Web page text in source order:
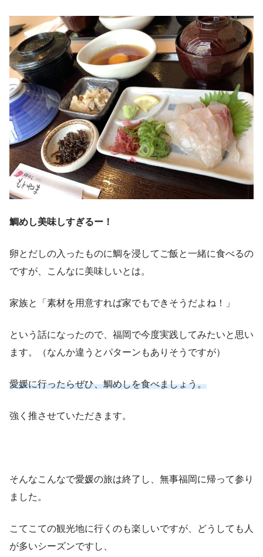
鯛めし美味しすぎるー！
卵とだしの入ったものに鯛を浸してご飯と一緒に食べるの
ですが、こんなに美味しいとは。
家族と「素材を用意すれば家でもできそうだよね！」
という話になったので、福岡で今度実践してみたいと思い
ます。（なんか違うとパターンもありそうですが）
愛媛に行ったらぜひ、鯛めしを食べましょう。
強く推させていただきます。
そんなこんなで愛媛の旅は終了し、無事福岡に帰って参り
ました。
こてこての観光地に行くのも楽しいですが、どうしても人
が多いシーズンですし、